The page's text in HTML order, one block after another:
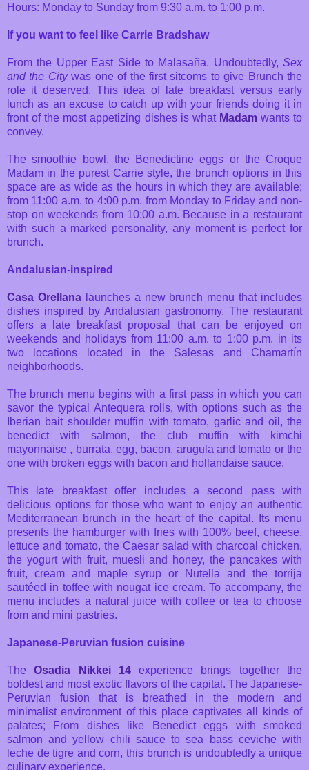
Hours: Monday to Sunday from 9:30 a.m. to 1:00 p.m.
If you want to feel like Carrie Bradshaw
From the Upper East Side to Malasaña. Undoubtedly, Sex
and the Citywas one of the first sitcoms to give Brunch the
role it deserved. This idea of late breakfast versus early
lunch as an excuse to catch up with your friends doing it in
front of the most appetizing dishes is what Madam wants to
convey.
The smoothie bowl, the Benedictine eggs or the Croque
Madam in the purest Carrie style, the brunch options in this
space are as wide as the hours in which they are available;
from 11:00 a.m. to 4:00 p.m. from Monday to Friday and non-
stop on weekends from 10:00 a.m. Because in a restaurant
with such a marked personality, any moment is perfect for
brunch.
Andalusian-inspired
Casa Orellana launches a new brunch menu that includes
dishes inspired by Andalusian gastronomy. The restaurant
offers a late breakfast proposal that can be enjoyed on
weekends and holidays from 11:00 a.m. to 1:00 p.m. in its
two locations located in the Salesas and Chamartín
neighborhoods.
The brunch menu begins with a first pass in which you can
savor the typical Antequera rolls, with options such as the
Iberian bait shoulder muffin with tomato, garlic and oil, the
benedict with salmon, the club muffin with kimchi
mayonnaise , burrata, egg, bacon, arugula and tomato or the
one with broken eggs with bacon and hollandaise sauce.
This late breakfast offer includes a second pass with
delicious options for those who want to enjoy an authentic
Mediterranean brunch in the heart of the capital. Its menu
presents the hamburger with fries with 100% beef, cheese,
lettuce and tomato, the Caesar salad with charcoal chicken,
the yogurt with fruit, muesli and honey, the pancakes with
fruit, cream and maple syrup or Nutella and the torrija
sautéed in toffee with nougat ice cream. To accompany, the
menu includes a natural juice with coffee or tea to choose
from and mini pastries.
Japanese-Peruvian fusion cuisine
TheOsadia Nikkei 14
experience brings together the
boldest and most exotic flavors of the capital. The Japanese-
Peruvian fusion that is breathed in the modern and
minimalist environment of this place captivates all kinds of
palates; From dishes like Benedict eggs with smoked
salmon and yellow chili sauce to sea bass ceviche with
leche de tigre and corn, this brunch is undoubtedly a unique
culinary experience.